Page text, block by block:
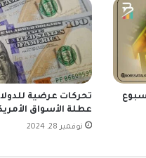
تحركات عرضية
عطلة الأسواق
نوفمبر 28, 2024